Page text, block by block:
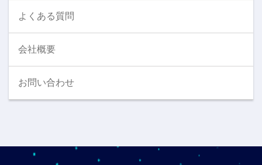
よくある質問
会社概要
お問い合わせ